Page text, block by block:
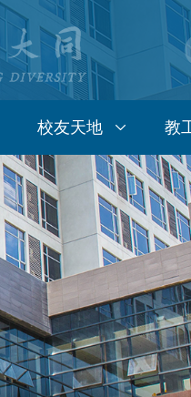
校友天地 教